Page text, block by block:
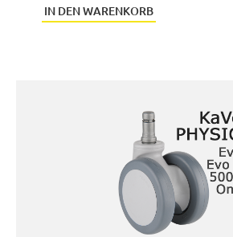
IN DEN WARENKORB